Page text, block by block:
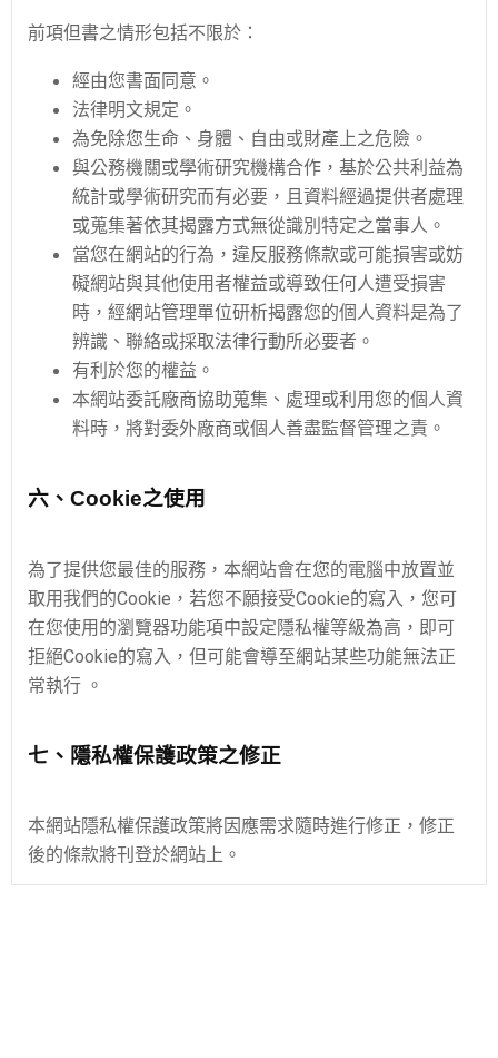
前項但書之情形包括不限於：
經由您書面同意。
法律明文規定。
為免除您生命、身體、自由或財產上之危險。
與公務機關或學術研究機構合作，基於公共利益為
統計或學術研究而有必要，且資料經過提供者處理
或蒐集著依其揭露方式無從識別特定之當事人。
當您在網站的行為，違反服務條款或可能損害或妨
礙網站與其他使用者權益或導致任何人遭受損害
時，經網站管理單位研析揭露您的個人資料是為了
辨識、聯絡或採取法律行動所必要者。
有利於您的權益。
本網站委託廠商協助蒐集、處理或利用您的個人資
料時，將對委外廠商或個人善盡監督管理之責。
六、Cookie之使用
為了提供您最佳的服務，本網站會在您的電腦中放置並
取用我們的Cookie，若您不願接受Cookie的寫入，您可
在您使用的瀏覽器功能項中設定隱私權等級為高，即可
拒絕Cookie的寫入，但可能會導至網站某些功能無法正
常執行 。
七、隱私權保護政策之修正
本網站隱私權保護政策將因應需求隨時進行修正，修正
後的條款將刊登於網站上。